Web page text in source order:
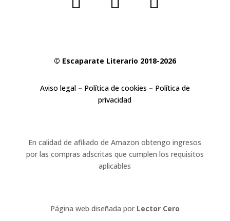
© Escaparate Literario 2018-2026
Aviso legal– Política de cookies – Política de
privacidad
En calidad de afiliado de Amazon obtengo ingresos
por las compras adscritas que cumplen los requisitos
aplicables
Página web diseñada por Lector Cero